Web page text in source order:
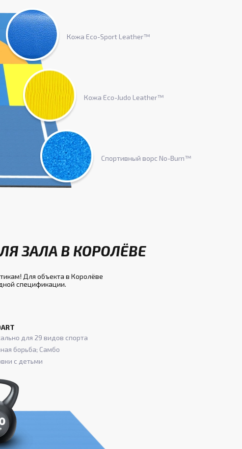
Кожа Eco-Sport Leather™
Кожа Eco-Judo Leather™
Спортивный ворс No-Burn™
ЗАЛА В КОРОЛЁВЕ
Для объекта в Королёве
спецификации.
для 29 видов спорта
борьба; Самбо
с детьми